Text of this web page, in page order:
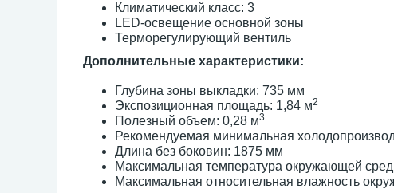
Климатический класс: 3
LED-освещение основной зоны
Терморегулирующий вентиль
Дополнительные характеристики:
Глубина зоны выкладки: 735 мм
Экспозиционная площадь: 1,84 м2
Полезный объем: 0,28 м3
Рекомендуемая минимальная
Длина без боковин: 1875 мм
Максимальная температура окружающей
Максимальная относительная влажность